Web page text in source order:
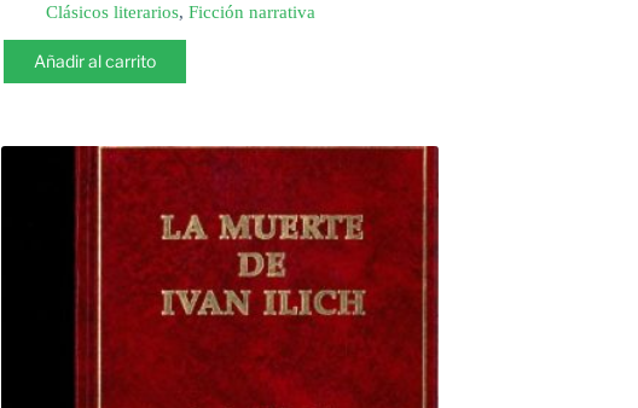
Clásicos literarios, Ficción narrativa
Añadir al carrito